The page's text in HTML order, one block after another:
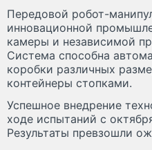
Передовой робот-
инновационной
камеры и независимой
Система способна
коробки различных
контейнеры стопками.
Успешное внедрение
ходе испытаний с
Результаты превзошли